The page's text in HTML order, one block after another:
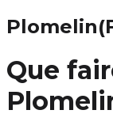
Plomelin
Que